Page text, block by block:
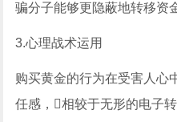
骗分子能够更隐蔽地转移资
3.心理战术运用
购买黄金的行为在受害人心
任感，相较于无形的电子